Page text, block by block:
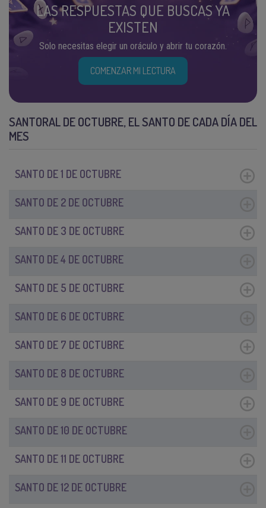
LAS RESPUESTAS QUE BUSCAS YA
EXISTEN
Solo necesitas elegir un oráculo y abrir tu corazón.
COMENZAR MI LECTURA
SANTORAL DE OCTUBRE, EL SANTO DE CADA DÍA DEL
MES
SANTO DE 1 DE OCTUBRE
SANTO DE 2 DE OCTUBRE
SANTO DE 3 DE OCTUBRE
SANTO DE 4 DE OCTUBRE
SANTO DE 5 DE OCTUBRE
SANTO DE 6 DE OCTUBRE
SANTO DE 7 DE OCTUBRE
SANTO DE 8 DE OCTUBRE
SANTO DE 9 DE OCTUBRE
SANTO DE 10 DE OCTUBRE
SANTO DE 11 DE OCTUBRE
SANTO DE 12 DE OCTUBRE